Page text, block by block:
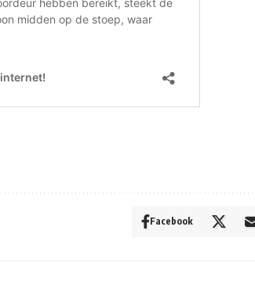
Facebook